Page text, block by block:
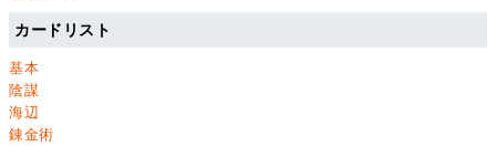
カードリスト
基本
陰謀
海辺
錬金術